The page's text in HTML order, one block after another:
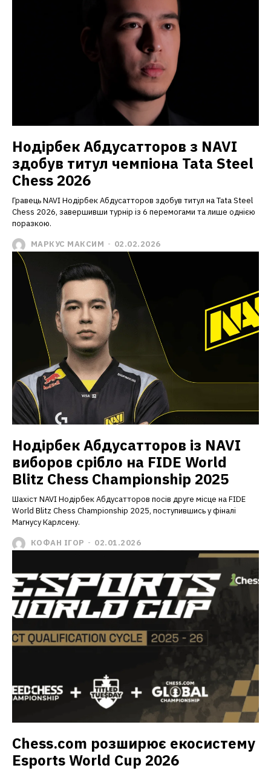
Нодірбек Абдусатторов з NAVI
здобув титул чемпіона Tata Steel
Chess 2026
Гравець NAVI Нодірбек Абдусатторов здобув титул на Tata Steel
Chess 2026, завершивши турнір із 6 перемогами та лише однією
поразкою.
МАРКУС МАКСИМ - 02.02.2026
Нодірбек Абдусатторов із NAVI
виборов срібло на FIDE World
Blitz Chess Championship 2025
Шахіст NAVI Нодірбек Абдусатторов посів друге місце на FIDE
World Blitz Chess Championship 2025, поступившись у фіналі
Магнусу Карлсену.
КОФАН ІГОР - 02.01.2026
Chess.com розширює екосистему
Esports World Cup 2026